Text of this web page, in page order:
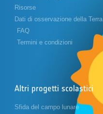
Risorse
Dati di osservazione della Terra
FAQ
Termini e condizioni
Altri progetti scolastici
Sfida del campo lunare